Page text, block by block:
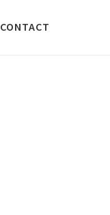
CONTACT